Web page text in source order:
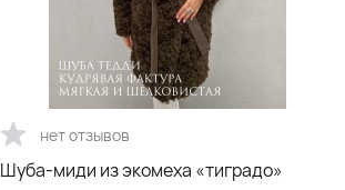
нет отзывов
Шуба-миди из экомеха «тиградо»